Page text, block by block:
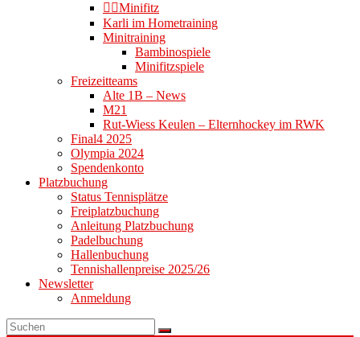
👉🏻Minifitz
Karli im Hometraining
Minitraining
Bambinospiele
Minifitzspiele
Freizeitteams
Alte 1B – News
M21
Rut-Wiess Keulen – Elternhockey im RWK
Final4 2025
Olympia 2024
Spendenkonto
Platzbuchung
Status Tennisplätze
Freiplatzbuchung
Anleitung Platzbuchung
Padelbuchung
Hallenbuchung
Tennishallenpreise 2025/26
Newsletter
Anmeldung